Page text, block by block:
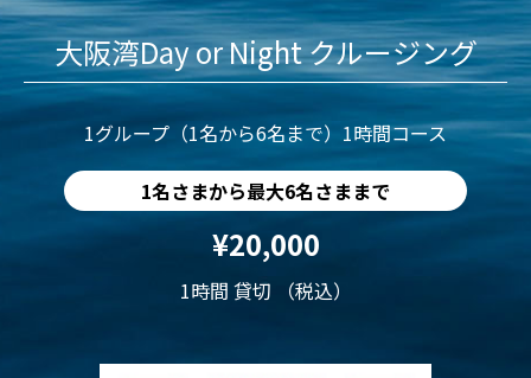
大阪湾Day or Night クルージング
1グループ（1名から6名まで）1時間コース
1名さまから最大6名さままで
¥20,000
1時間 貸切 （税込）